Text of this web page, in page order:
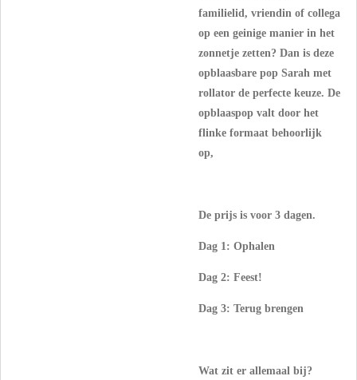
familielid, vriendin of collega
op een geinige manier in het
zonnetje zetten? Dan is deze
opblaasbare pop Sarah met
rollator de perfecte keuze. De
opblaaspop valt door het
flinke formaat behoorlijk
op,
De prijs is voor 3 dagen.
Dag 1: Ophalen
Dag 2: Feest!
Dag 3: Terug brengen
Wat zit er allemaal bij?